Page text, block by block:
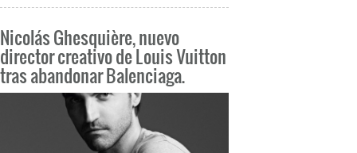
Nicolás Ghesquière, nuevo
director creativo de Louis Vuitton
tras abandonar Balenciaga.